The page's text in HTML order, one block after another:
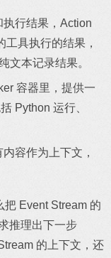
行结果，Action
具执行的结果，
文本记录结果。
容器里，提供一
Python 运行、
容作为上下文，
Event Stream 的
推理出下一步
的上下文，还